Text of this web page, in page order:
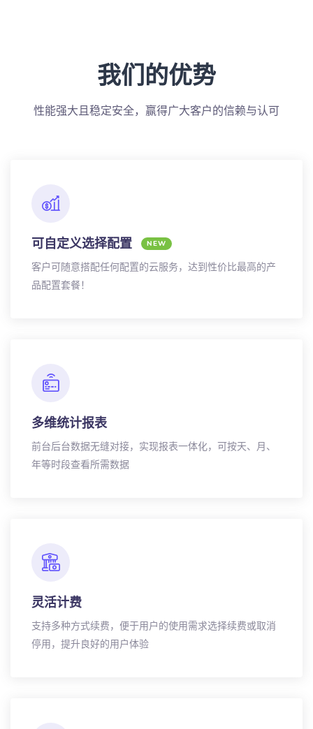
我们的优势
性能强大且稳定安全，赢得广大客户的信赖与认可
可自定义选择配置 NEW
客户可随意搭配任何配置的云服务，达到性价比最高的产
品配置套餐！
多维统计报表
前台后台数据无缝对接，实现报表一体化，可按天、月、
年等时段查看所需数据
灵活计费
支持多种方式续费，便于用户的使用需求选择续费或取消
停用，提升良好的用户体验